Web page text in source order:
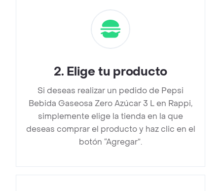
2. Elige tu producto
Si deseas realizar un pedido de Pepsi
Bebida Gaseosa Zero Azúcar 3 L en Rappi,
simplemente elige la tienda en la que
deseas comprar el producto y haz clic en el
botón “Agregar”.